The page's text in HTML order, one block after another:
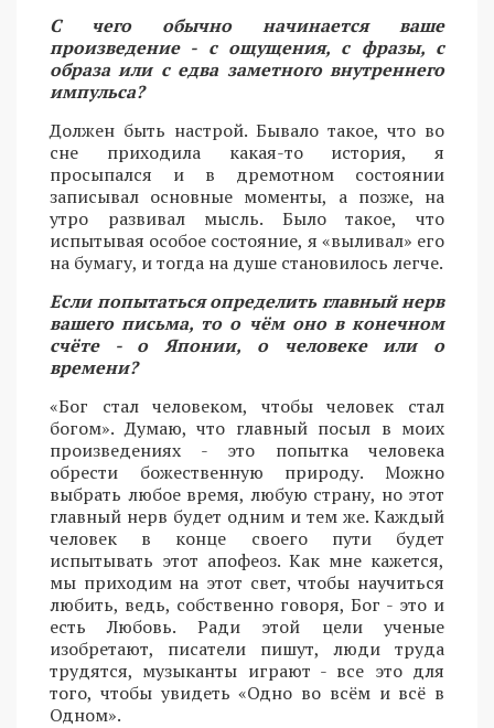
С чего обычно начинается ваше
произведение - с ощущения, с фразы, с
образа или с едва заметного внутреннего
импульса?
Должен быть настрой. Бывало такое, что во
сне приходила какая-то история, я
просыпался и в дремотном состоянии
записывал основные моменты, а позже, на
утро развивал мысль. Было такое, что
испытывая особое состояние, я «выливал» его
на бумагу, и тогда на душе становилось легче.
Если попытаться определить главный нерв
вашего письма, то о чём оно в конечном
счёте - о Японии, о человеке или о
времени?
«Бог стал человеком, чтобы человек стал
богом». Думаю, что главный посыл в моих
произведениях - это попытка человека
обрести божественную природу. Можно
выбрать любое время, любую страну, но этот
главный нерв будет одним и тем же. Каждый
человек в конце своего пути будет
испытывать этот апофеоз. Как мне кажется,
мы приходим на этот свет, чтобы научиться
любить, ведь, собственно говоря, Бог - это и
есть Любовь. Ради этой цели ученые
изобретают, писатели пишут, люди труда
трудятся, музыканты играют - все это для
того, чтобы увидеть «Одно во всём и всё в
Одном».